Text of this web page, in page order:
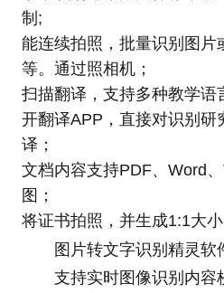
制;
能连续拍照，批量识别图片
等。通过照相机；
扫描翻译，支持多种教学语
开翻译APP，直接对识别研
译；
文档内容支持PDF、Word
图；
将证书拍照，并生成1:1大小
图片转文字识别精灵软
支持实时图像识别内容